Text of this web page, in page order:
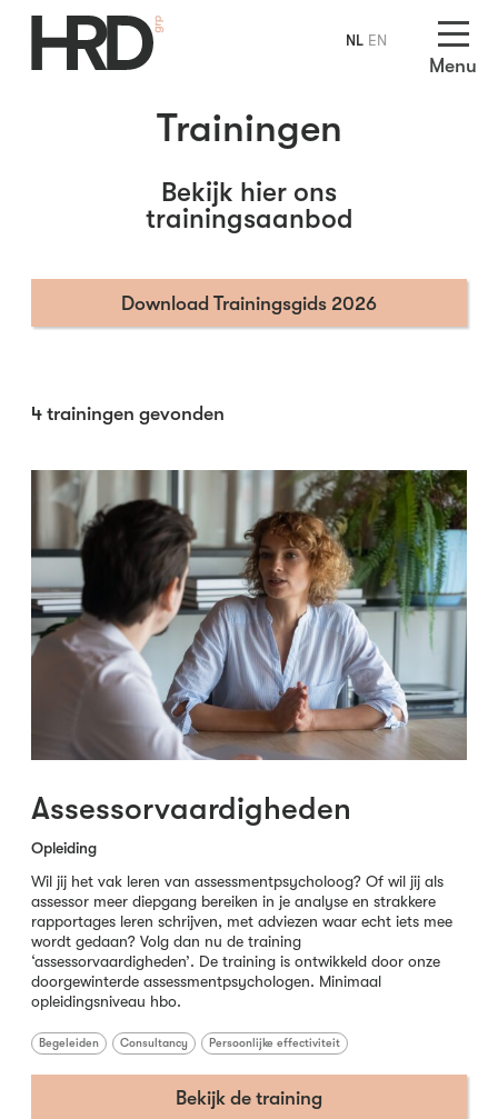
Menu
Trainingen
Bekijk hier ons
trainingsaanbod
Download Trainingsgids 2026
4 trainingen gevonden
Assessorvaardigheden
Opleiding
Wil jij het vak leren van assessmentpsycholoog? Of wil jij als
assessor meer diepgang bereiken in je analyse en strakkere
rapportages leren schrijven, met adviezen waar echt iets mee
wordt gedaan? Volg dan nu de training
‘assessorvaardigheden’. De training is ontwikkeld door onze
doorgewinterde assessmentpsychologen. Minimaal
opleidingsniveau hbo.
Begeleiden Consultancy Persoonlijke effectiviteit
Bekijk de training
NL EN